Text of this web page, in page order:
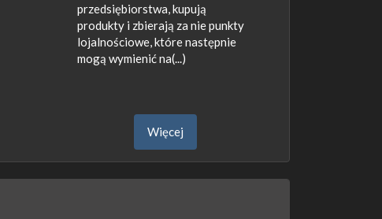
przedsiębiorstwa, kupują
produkty i zbierają za nie punkty
lojalnościowe, które następnie
mogą wymienić na(...)
Więcej